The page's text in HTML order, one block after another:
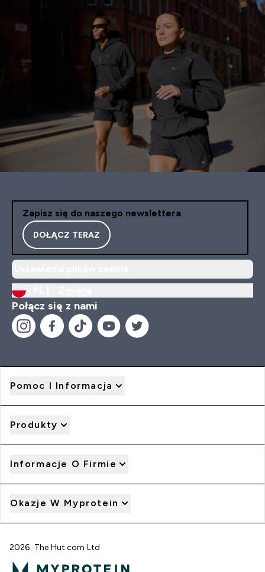
Zapisz się do naszego newslettera
DOŁĄCZ TERAZ
Połącz się z nami
Pomoc I Informacja
Produkty
Informacje O Firmie
Okazje W Myprotein
2026 The Hut.com Ltd